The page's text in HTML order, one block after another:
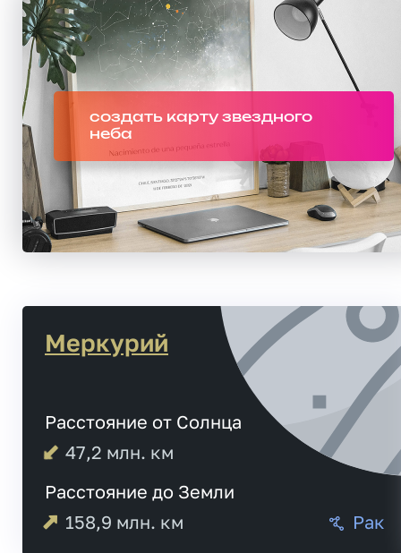
создать карту звездного
неба
Меркурий
Расстояние от Солнца
47,2 млн. км
Расстояние до Земли
158,9 млн. км Рак